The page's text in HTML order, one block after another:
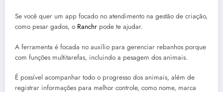
Se você quer um app focado no atendimento na gestão de criação,
como pesar gados, o Ranchr pode te ajudar.
A ferramenta é focada no auxílio para gerenciar rebanhos porque
com funções multitarefas, incluindo a pesagem dos animais.
É possível acompanhar todo o progresso dos animais, além de
registrar informações para melhor controle, como nome, marca